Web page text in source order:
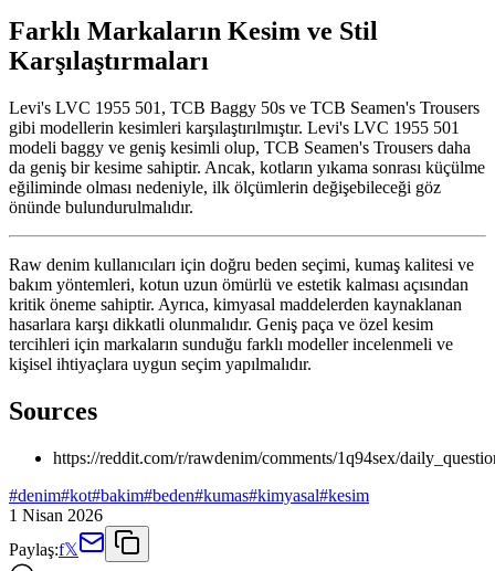
Farklı Markaların Kesim ve Stil
Karşılaştırmaları
Levi's LVC 1955 501, TCB Baggy 50s ve TCB Seamen's Trousers
gibi modellerin kesimleri karşılaştırılmıştır. Levi's LVC 1955 501
modeli baggy ve geniş kesimli olup, TCB Seamen's Trousers daha
da geniş bir kesime sahiptir. Ancak, kotların yıkama sonrası küçülme
eğiliminde olması nedeniyle, ilk ölçümlerin değişebileceği göz
önünde bulundurulmalıdır.
Raw denim kullanıcıları için doğru beden seçimi, kumaş kalitesi ve
bakım yöntemleri, kotun uzun ömürlü ve estetik kalması açısından
kritik öneme sahiptir. Ayrıca, kimyasal maddelerden kaynaklanan
hasarlara karşı dikkatli olunmalıdır. Geniş paça ve özel kesim
tercihleri için markaların sunduğu farklı modeller incelenmeli ve
kişisel ihtiyaçlara uygun seçim yapılmalıdır.
Sources
https://reddit.com/r/rawdenim/comments/1q94sex/
#denim#kot#bakim#beden#kumas#kimyasal#kesim
1 Nisan 2026
Paylaş:f𝕏